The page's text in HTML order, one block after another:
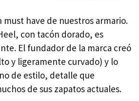
must have de nuestros armario.
con tacón dorado, es
El fundador de la marca creó
y ligeramente curvado) y lo
de estilo, detalle que
de sus zapatos actuales.